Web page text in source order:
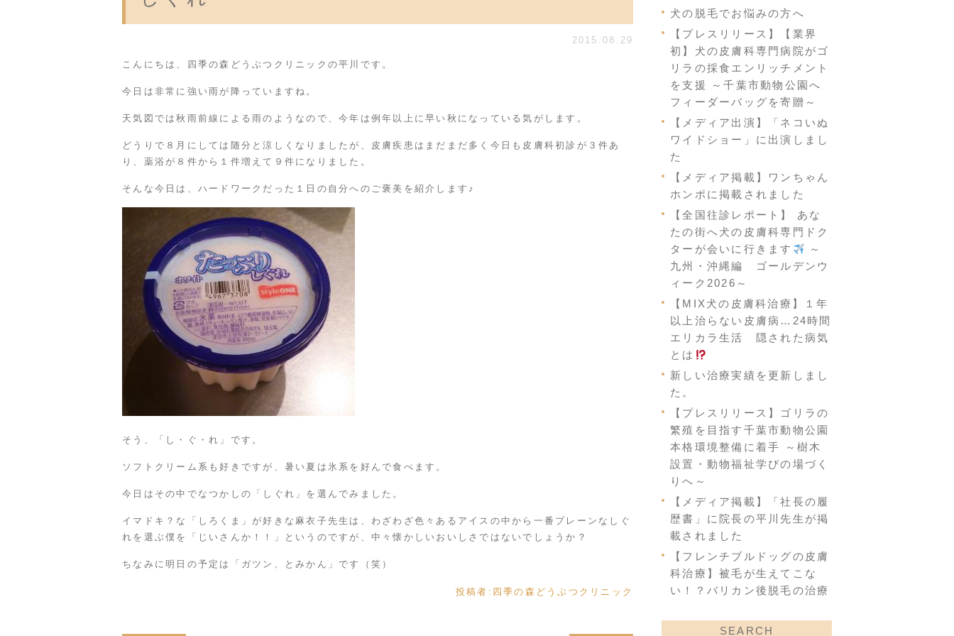
2015.08.29
こんにちは、四季の森どうぶつクリニックの平川です。
今日は非常に強い雨が降っていますね。
天気図では秋雨前線による雨のようなので、今年は例年以上に早い秋になっている気がします。
どうりで８月にしては随分と涼しくなりましたが、皮膚疾患はまだまだ多く今日も皮膚科初診が３件あ
り、薬浴が８件から１件増えて９件になりました。
そんな今日は、ハードワークだった１日の自分へのご褒美を紹介します♪
そう、「し・ぐ・れ」です。
ソフトクリーム系も好きですが、暑い夏は氷系を好んで食べます。
今日はその中でなつかしの「しぐれ」を選んでみました。
イマドキ？な「しろくま」が好きな麻衣子先生は、わざわざ色々あるアイスの中から一番プレーンなしぐ
れを選ぶ僕を「じいさんか！！」というのですが、中々懐かしいおいしさではないでしょうか？
ちなみに明日の予定は「 ガツン、とみかん 」です（笑）
投稿者: 四季の森どうぶつクリニック
犬の脱毛でお悩みの方へ
【プレスリリース】【業界
初】犬の皮膚科専門病院がゴ
リラの採食エンリッチメント
を支援 ～千葉市動物公園へ
フィーダーバッグを寄贈～
【メディア出演】「ネコいぬ
ワイドショー」に出演しまし
た
【メディア掲載】ワンちゃん
ホンポに掲載されました
【全国往診レポート】 あな
たの街へ犬の皮膚科専門ドク
ターが会いに行きます
～
九州・沖縄編 ゴールデンウ
ィーク2026～
【MIX犬の皮膚科治療】１年
以上治らない皮膚病…24時間
エリカラ生活 隠された病気
とは
新しい治療実績を更新しまし
た。
【プレスリリース】ゴリラの
繁殖を目指す千葉市動物公園
本格環境整備に着手 ～樹木
設置・動物福祉学びの場づく
りへ～
【メディア掲載】「社長の履
歴書」に院長の平川先生が掲
載されました
【フレンチブルドッグの皮膚
科治療】被毛が生えてこな
い！？バリカン後脱毛の治療
SEARCH